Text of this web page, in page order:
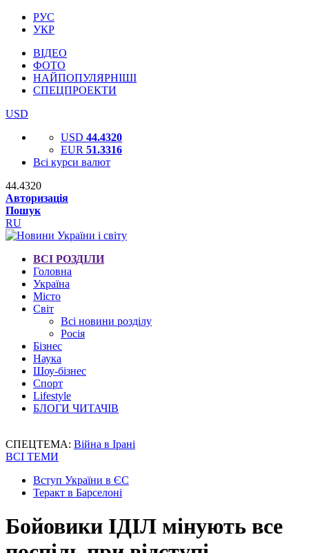
РУС
УКР
ВІДЕО
ФОТО
НАЙПОПУЛЯРНІШІ
СПЕЦПРОЕКТИ
USD
USD 44.4320
EUR 51.3316
Всі курси валют
44.4320
Авторизація
Пошук
RU
ВСІ РОЗДІЛИ
Головна
Україна
Місто
Світ
Всі новини розділу
Росія
Бізнес
Наука
Шоу-бізнес
Спорт
Lifestyle
БЛОГИ ЧИТАЧІВ
СПЕЦТЕМА: Війна в Ірані
ВСІ ТЕМИ
Вступ України в ЄС
Теракт в Барселоні
Бойовики ІДІЛ мінують все